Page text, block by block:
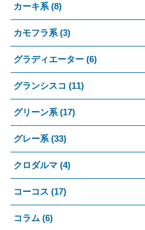
カーキ系 (8)
カモフラ系 (3)
グラディエーター (6)
グランシスコ (11)
グリーン系 (17)
グレー系 (33)
クロダルマ (4)
コーコス (17)
コラム (6)